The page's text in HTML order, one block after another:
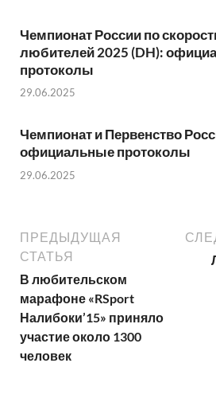
Чемпионат России по
любителей 2025 (DH):
протоколы
29.06.2025
Чемпионат и Первенство
официальные протоколы
29.06.2025
ПРЕДЫДУЩАЯ
СТАТЬЯ
В любительском
марафоне «RSport
Налибоки’15» приняло
участие около 1300
человек